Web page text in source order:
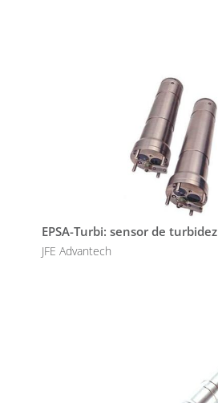
EPSA-Turbi: sensor de turbidez
JFE Advantech